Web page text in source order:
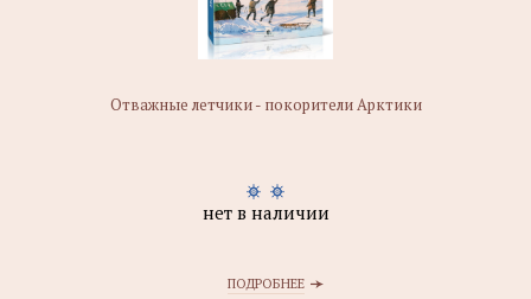
Отважные летчики - покорители Арктики
нет в наличии
ПОДРОБНЕЕ